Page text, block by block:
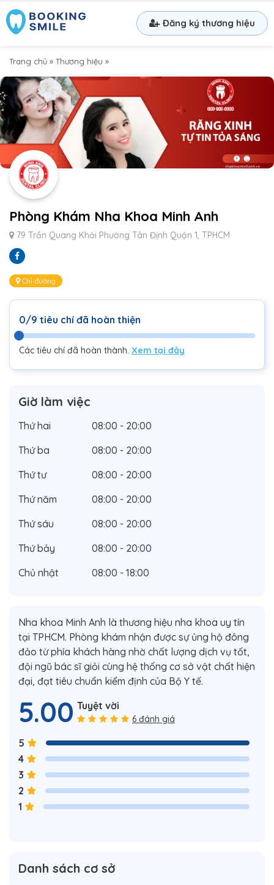
Đăng ký thương hiệu
Trang chủ » Thương hiệu »
Phòng Khám Nha Khoa Minh Anh
79 Trần Quang Khải Phường Tân Định Quận 1, TPHCM
Chỉ đường
0/9 tiêu chí đã hoàn thiện
Các tiêu chí đã hoàn thành. Xem tại đây
Giờ làm việc
Thứ hai
08:00 - 20:00
Thứ ba
08:00 - 20:00
Thứ tư
08:00 - 20:00
Thứ năm
08:00 - 20:00
Thứ sáu
08:00 - 20:00
Thứ bảy
08:00 - 20:00
Chủ nhật
08:00 - 18:00
Nha khoa Minh Anh là thương hiệu nha khoa uy tín
tại TPHCM. Phòng khám nhận được sự ủng hộ đông
đảo từ phía khách hàng nhờ chất lượng dịch vụ tốt,
đội ngũ bác sĩ giỏi cùng hệ thống cơ sở vật chất hiện
đại, đạt tiêu chuẩn kiểm định của Bộ Y tế.
5.00 Tuyệt vời
6 đánh giá
5
4
3
2
1
Danh sách cơ sở